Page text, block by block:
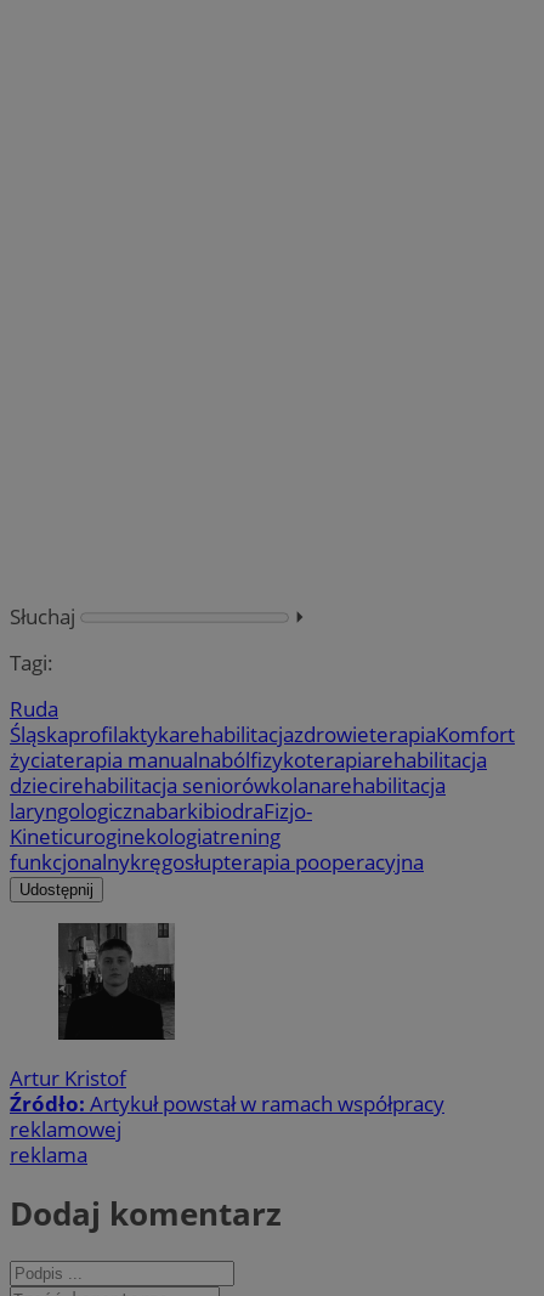
Słuchaj
⏵︎
Tagi:
Ruda
ŚląskaprofilaktykarehabilitacjazdrowieterapiaKomfort
życiaterapia manualnabólfizykoterapiarehabilitacja
dziecirehabilitacja seniorówkolanarehabilitacja
laryngologicznabarkibiodraFizjo-
Kineticuroginekologiatrening
funkcjonalnykręgosłupterapia pooperacyjna
Udostępnij
Artur Kristof
Źródło: Artykuł powstał w ramach współpracy
reklamowej
reklama
Dodaj komentarz